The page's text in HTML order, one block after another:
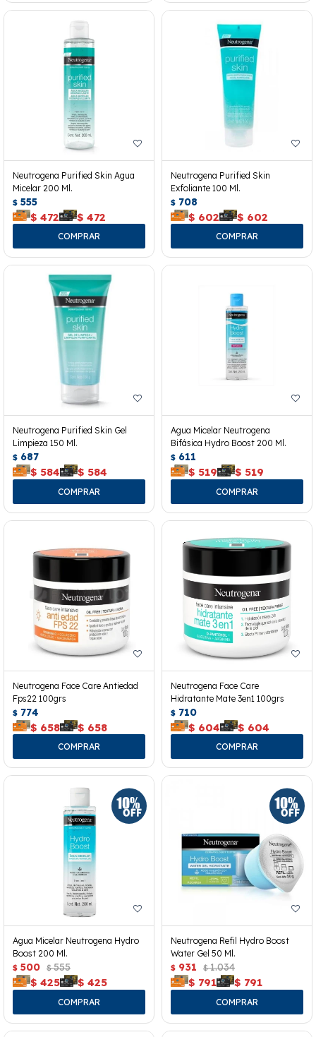
Neutrogena Purified Skin Agua
Micelar 200 Ml.
$ 555
$ 472 $ 472
Neutrogena Purified Skin
Exfoliante 100 Ml.
$ 708
$ 602 $ 602
Neutrogena Purified Skin Gel
Limpieza 150 Ml.
$ 687
$ 584 $ 584
Agua Micelar Neutrogena
Bifásica Hydro Boost 200 Ml.
$ 611
$ 519 $ 519
Neutrogena Face Care Antiedad
Fps22 100grs
$ 774
$ 658 $ 658
Neutrogena Face Care
Hidratante Mate 3en1 100grs
$ 710
$ 604 $ 604
Agua Micelar Neutrogena Hydro
Boost 200 Ml.
$ 500 $ 555
$ 425 $ 425
Neutrogena Refil Hydro Boost
Water Gel 50 Ml.
$ 931 $ 1.034
$ 791 $ 791